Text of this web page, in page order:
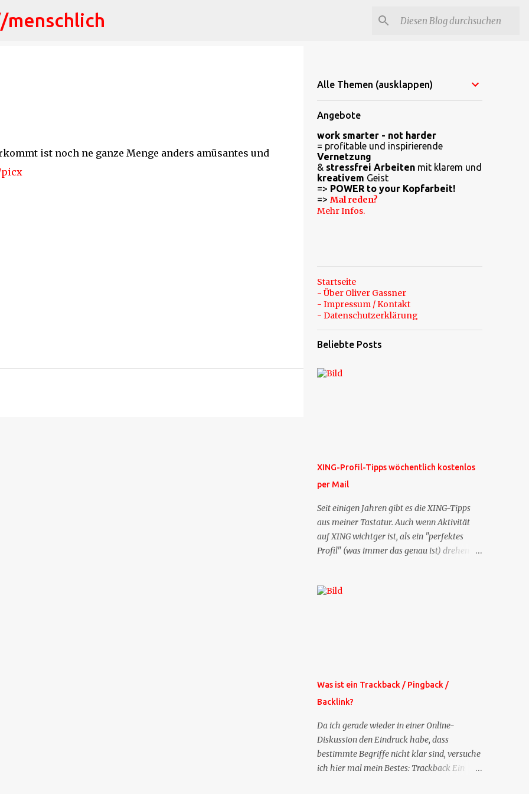
Direkt zum Hauptbereich
menschlich
ist noch ne ganze Menge anders amüsantes und
picx
Alle Themen (ausklappen)
Angebote
work smarter - not harder
= profitable und inspirierende
Vernetzung
& stressfrei Arbeitenmit klarem und
kreativem Geist
=> POWER to your Kopfarbeit!
=> Mal reden?
Mehr Infos.
Startseite
- Über Oliver Gassner
- Impressum / Kontakt
- Datenschutzerklärung
Beliebte Posts
XING-Profil-Tipps wöchentlich kostenlos
per Mail
Seit einigen Jahren gibt es die XING-Tipps
aus meiner Tastatur. Auch wenn Aktivität
auf XING wichtger ist, als ein "perfektes
Profil" (was immer das genau ist) drehen
es jetzt die Profil-Fragen zu XING als eigene
Weitere Mailangebote dieser Art sehen Sie
auf meiner XING-Seite oder hier oben rechts
im Blog. Die Profilfragen werde ich
mittelfristig aus der normalen XING-Tipp-
Mail entfernen, da ich sie so nur an einer
Stelle pflegen muss.
Was ist ein Trackback / Pingback /
Backlink?
Da ich gerade wieder in einer Online-
Diskussion den Eindruck habe, dass
bestimmte Begriffe nicht klar sind, versuche
ich hier mal mein Bestes: Trackback Ein